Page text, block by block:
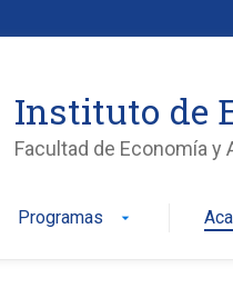
Instituto de
Facultad de Economía y
Programas arrow_drop_down